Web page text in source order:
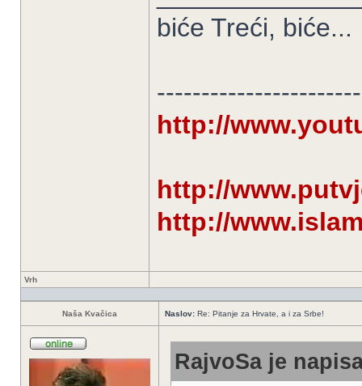
biće Treći, biće...
http://
http://
http://
Vrh
Naša Kvačica Naslov: Re: Pitanje za Hrvate, a i za Srbe!
RajvoSa je